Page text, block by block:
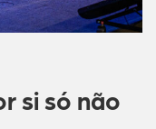
si só não